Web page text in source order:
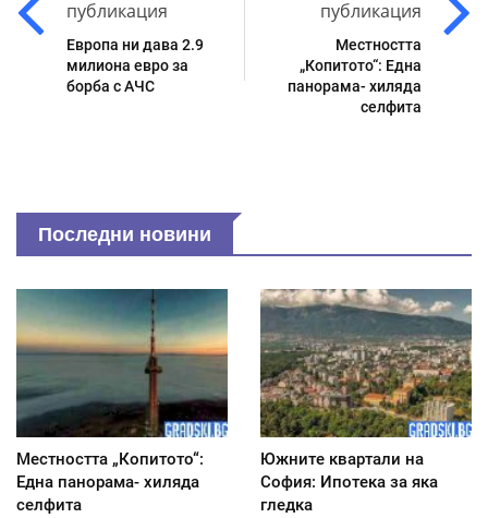
публикация
Европа ни дава 2.9
милиона евро за
борба с АЧС
публикация
Местността
„Копитото“: Една
панорама- хиляда
селфита
Последни новини
Местността „Копитото“:
Една панорама- хиляда
селфита
Южните квартали на
София: Ипотека за яка
гледка